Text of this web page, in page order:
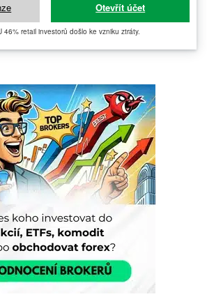
Otevřít účet
46% retail investorů došlo ke vzniku ztráty.